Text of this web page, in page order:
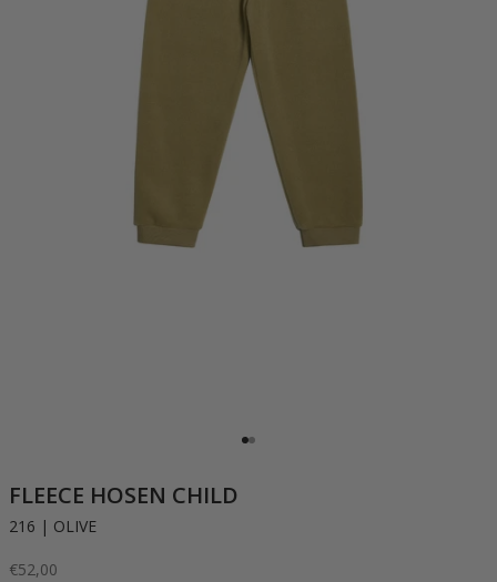
Gehe zu Element 1
Gehe zu Element 2
FLEECE HOSEN CHILD
216 | OLIVE
Angebot
€52,00